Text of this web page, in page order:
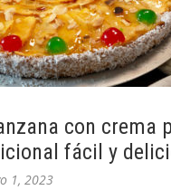
con crema
fácil y
1, 2023